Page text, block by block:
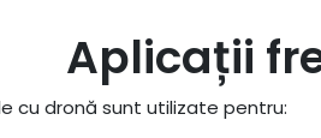
Aplicații
cu dronă sunt utilizate pentru: